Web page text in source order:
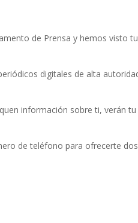
de Prensa y hemos visto
digitales de alta
información sobre ti, verán
de teléfono para ofrecerte